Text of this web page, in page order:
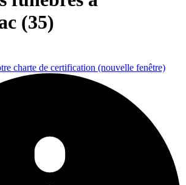
(35)
charte de certification (nouvelle fenêtre)